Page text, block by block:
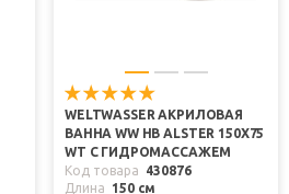
WELTWASSER АКРИЛОВАЯ
ВАННА WW HB ALSTER 150X75
WT С ГИДРОМАССАЖЕМ
Код товара
430876
Длина
150 см